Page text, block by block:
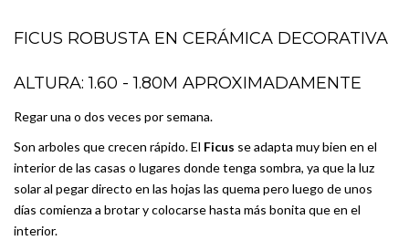
FICUS ROBUSTA EN CERÁMICA DECORATIVA
ALTURA: 1.60 - 1.80M APROXIMADAMENTE
Regar una o dos veces por semana.
Son arboles que crecen rápido. El Ficus se adapta muy bien en el
interior de las casas o lugares donde tenga sombra, ya que la luz
solar al pegar directo en las hojas las quema pero luego de unos
días comienza a brotar y colocarse hasta más bonita que en el
interior.